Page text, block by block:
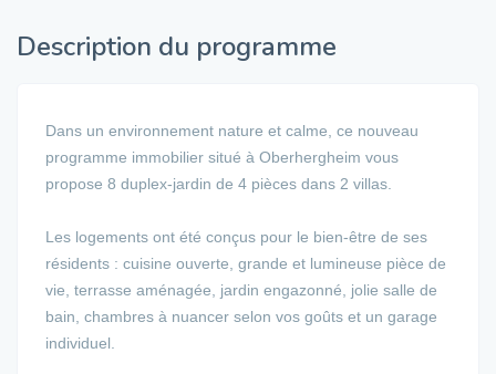
Description du programme
Dans un environnement nature et calme, ce nouveau
programme immobilier situé à Oberhergheim vous
propose 8 duplex-jardin de 4 pièces dans 2 villas.
Les logements ont été conçus pour le bien-être de ses
résidents : cuisine ouverte, grande et lumineuse pièce de
vie, terrasse aménagée, jardin engazonné, jolie salle de
bain, chambres à nuancer selon vos goûts et un garage
individuel.